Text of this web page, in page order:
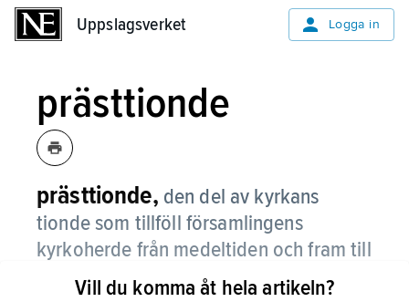
Uppslagsverket Logga in
prästtionde
prästtionde, den del av kyrkans
tionde som tillföll församlingens
kyrkoherde från medeltiden och fram till
regleringen av prästlönerna år 1910.
Vill du komma åt hela artikeln?